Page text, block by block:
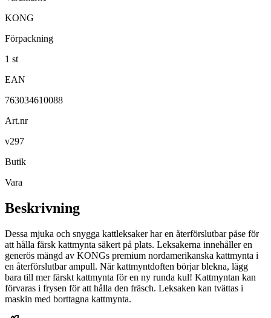
KONG
Förpackning
1 st
EAN
763034610088
Art.nr
v297
Butik
Vara
Beskrivning
Dessa mjuka och snygga kattleksaker har en återförslutbar påse för
att hålla färsk kattmynta säkert på plats. Leksakerna innehåller en
generös mängd av KONGs premium nordamerikanska kattmynta i
en återförslutbar ampull. När kattmyntdoften börjar blekna, lägg
bara till mer färskt kattmynta för en ny runda kul! Kattmyntan kan
förvaras i frysen för att hålla den fräsch. Leksaken kan tvättas i
maskin med borttagna kattmynta.